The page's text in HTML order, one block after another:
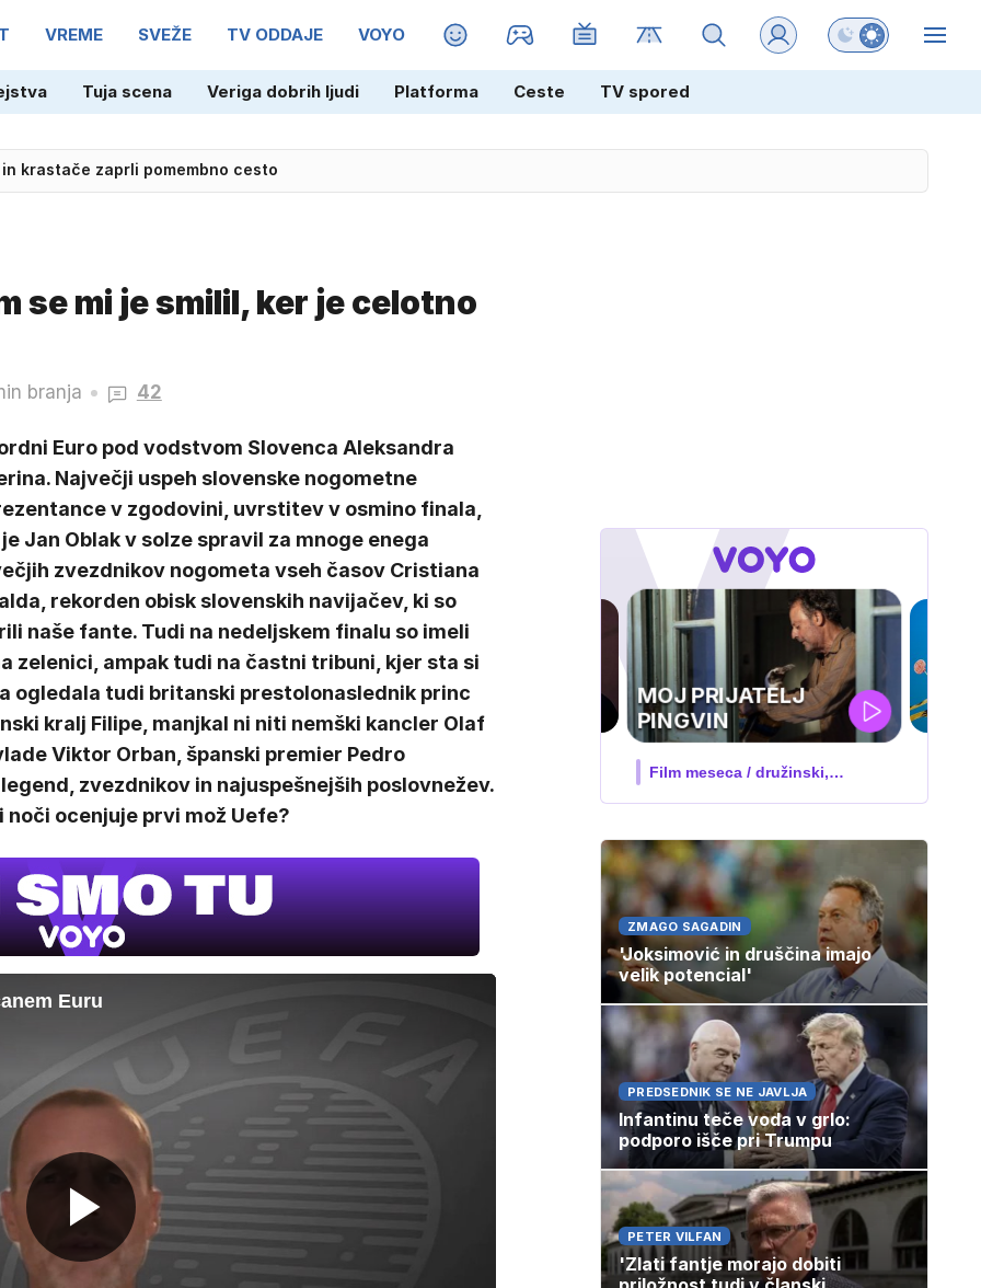
VREME SVEŽE TV ODDAJE VOYO MAGAZIN Preklopi barvni
Tuja scena Veriga dobrih ljudi Platforma Ceste TV spored
krastače zaprli pomembno cesto
se mi je smilil, ker je celotno
branja 42
Euro pod vodstvom Slovenca Aleksandra
Največji uspeh slovenske nogometne
v zgodovini, uvrstitev v osmino finala,
Jan Oblak v solze spravil za mnoge enega
zvezdnikov nogometa vseh časov Cristiana
rekorden obisk slovenskih navijačev, ki so
naše fante. Tudi na nedeljskem finalu so imeli
zelenici, ampak tudi na častni tribuni, kjer sta si
ogledala tudi britanski prestolonaslednik princ
kralj Filipe, manjkal ni niti nemški kancler Olaf
Viktor Orban, španski premier Pedro
zvezdnikov in najuspešnejših poslovnežev.
noči ocenjuje prvi mož Uefe?
Euru
IQ 160
Nova hrvaška serija
ZMAGO SAGADIN
'Joksimović in druščina imajo
velik potencial'
PREDSEDNIK SE NE JAVLJA
Infantinu teče voda v grlo:
podporo išče pri Trumpu
PETER VILFAN
'Zlati fantje morajo dobiti